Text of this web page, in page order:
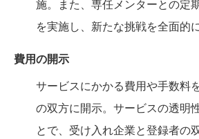
施。また、専任メンターとの定
を実施し、新たな挑戦を全面的
費用の開示
サービスにかかる費用や手数料
の双方に開示。サービスの透明
とで、受け入れ企業と登録者の